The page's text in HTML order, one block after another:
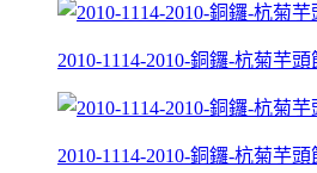
2010-1114-2010-銅鑼-杭菊芋頭
2010-1114-2010-銅鑼-杭菊芋頭